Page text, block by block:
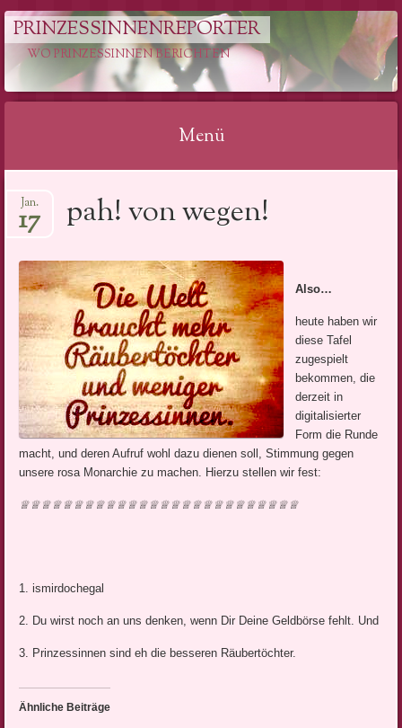
PRINZESSINNENREPORTER
WO PRINZESSINNEN BERICHTEN
Menü
zum
Inhalt
pah! von wegen!
Jan.
17
Also…
heute haben wir
diese Tafel
zugespielt
bekommen, die
derzeit in
digitalisierter
Form die Runde
macht, und deren Aufruf wohl dazu dienen soll, Stimmung gegen
unsere rosa Monarchie zu machen. Hierzu stellen wir fest:
♕ ♕ ♕ ♕ ♕ ♕ ♕ ♕ ♕ ♕ ♕ ♕ ♕ ♕ ♕ ♕ ♕ ♕ ♕ ♕ ♕ ♕ ♕ ♕ ♕ ♕
1. ismirdochegal
2. Du wirst noch an uns denken, wenn Dir Deine Geldbörse fehlt. Und
3. Prinzessinnen sind eh die besseren Räubertöchter.
Ähnliche Beiträge